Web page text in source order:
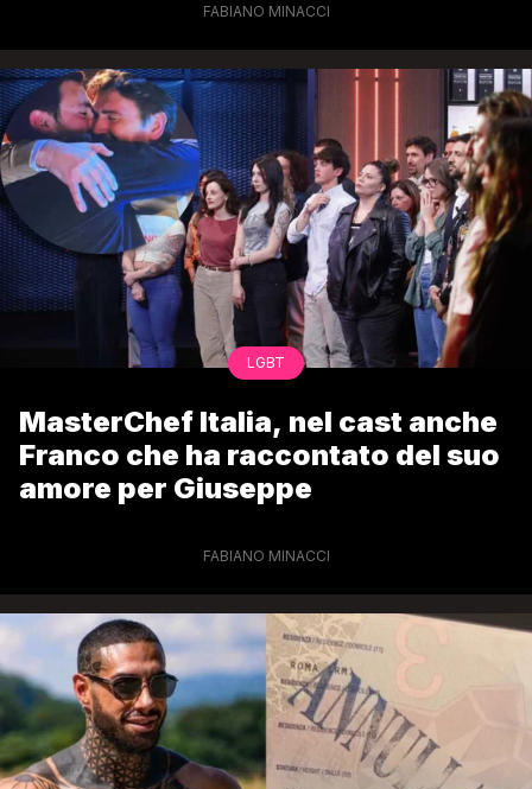
FABIANO MINACCI
LGBT
MasterChef Italia, nel cast anche
Franco che ha raccontato del suo
amore per Giuseppe
FABIANO MINACCI